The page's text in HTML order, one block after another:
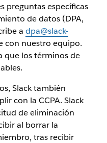
preguntas específicas
de datos (DPA,
a dpa@slack-
con nuestro equipo.
que los términos de
Slack también
con la CCPA. Slack
de eliminación
al borrar la
tras recibir